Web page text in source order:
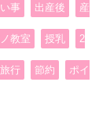
事 出産後 産
教室 授乳 2
旅行 節約 ポイ